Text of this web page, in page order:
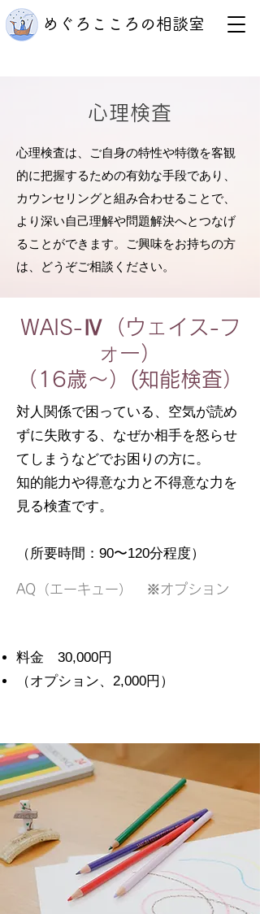
めぐろこころの相談室
心理検査
心理検査は、ご自身の特性や特徴を客観
的に把握するための有効な手段であり、
カウンセリングと組み合わせることで、
より深い自己理解や問題解決へとつなげ
ることができます。ご興味をお持ちの方
は、どうぞご相談ください。
WAIS-Ⅳ（ウェイス-フ
ォー）
（16歳〜）(知能検査）
対人関係で困っている、空気が読め
ずに失敗する、なぜか相手を怒らせ
てしまうなどでお困りの方に。
知的能力や得意な力と不得意な力を
見る検査です。
（所要時間：90〜120分程度）
AQ（エーキュー） ※オプション
料金 30,000円
（オプション、2,000円）